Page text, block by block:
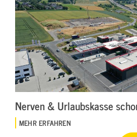
Nerven & Urlaubskasse
MEHR ERFAHREN